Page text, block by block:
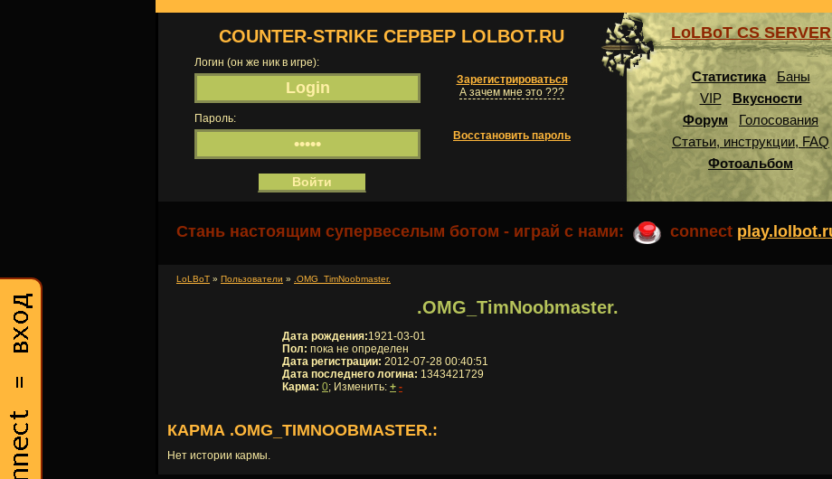
COUNTER-STRIKE СЕРВЕР LOLBOT.RU
Логин (он же ник в игре):
Зарегистрироваться
А зачем мне это ???
Пароль:
Восстановить пароль
LoLBoT CS SERVER
Статистика
Баны
VIP
Вкусности
Форум
Голосования
Статьи, инструкции, FAQ
Фотоальбом
Стань настоящим супервеселым ботом - играй с нами: connect
LoLBoT » Пользователи » .OMG_TimNoobmaster.
.OMG_TimNoobmaster.
Дата рождения:1921-03-01
Пол: пока не определен
Дата регистрации: 2012-07-28 00:40:51
Дата последнего логина: 1343421729
Карма: 0; Изменить: + -
КАРМА .OMG_TIMNOOBMASTER.:
Нет истории кармы.